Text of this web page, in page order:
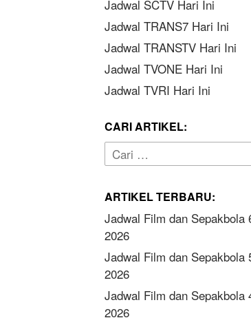
Jadwal SCTV Hari Ini
Jadwal TRANS7 Hari Ini
Jadwal TRANSTV Hari Ini
Jadwal TVONE Hari Ini
Jadwal TVRI Hari Ini
CARI ARTIKEL:
Cari
untuk:
ARTIKEL TERBARU:
Jadwal Film dan Sepakbola
2026
Jadwal Film dan Sepakbola
2026
Jadwal Film dan Sepakbola
2026